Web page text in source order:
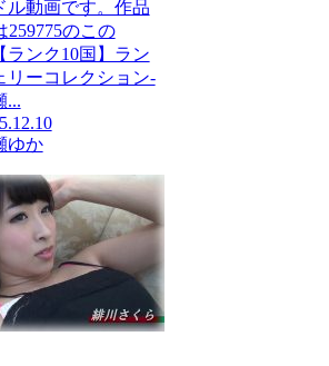
ル動画です。作品
259775のこの
ランク10国】ラン
リーコレクション-
...
ゆか